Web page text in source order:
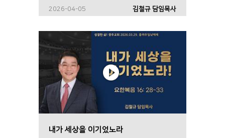
2026-04-05 김철규 담임목사
내가 세상을 이기었노라